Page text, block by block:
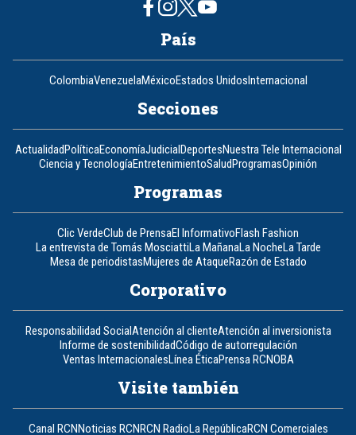
País
ColombiaVenezuelaMéxicoEstados UnidosInternacional
Secciones
ActualidadPolíticaEconomíaJudicialDeportesNuestra Tele Internacional
Ciencia y TecnologíaEntretenimientoSaludProgramasOpinión
Programas
Clic VerdeClub de PrensaEl InformativoFlash Fashion
La entrevista de Tomás MosciattiLa MañanaLa NocheLa Tarde
Mesa de periodistasMujeres de AtaqueRazón de Estado
Corporativo
Responsabilidad SocialAtención al clienteAtención al inversionista
Informe de sostenibilidadCódigo de autorregulación
Ventas InternacionalesLínea ÉticaPrensa RCNOBA
Visite también
Canal RCNNoticias RCNRCN RadioLa RepúblicaRCN Comerciales